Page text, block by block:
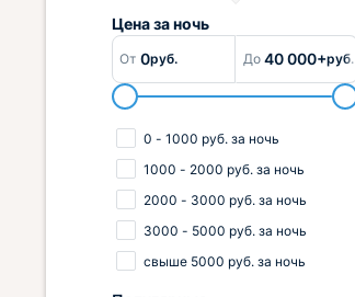
Цена заночь
От 0руб. До 40 000+руб.
0 - 1000 руб. за ночь
1000 - 2000 руб. за ночь
2000 - 3000 руб. за ночь
3000 - 5000 руб. за ночь
свыше 5000 руб. за ночь